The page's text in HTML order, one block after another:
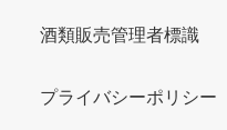
酒類販売管理者標識
プライバシーポリシー